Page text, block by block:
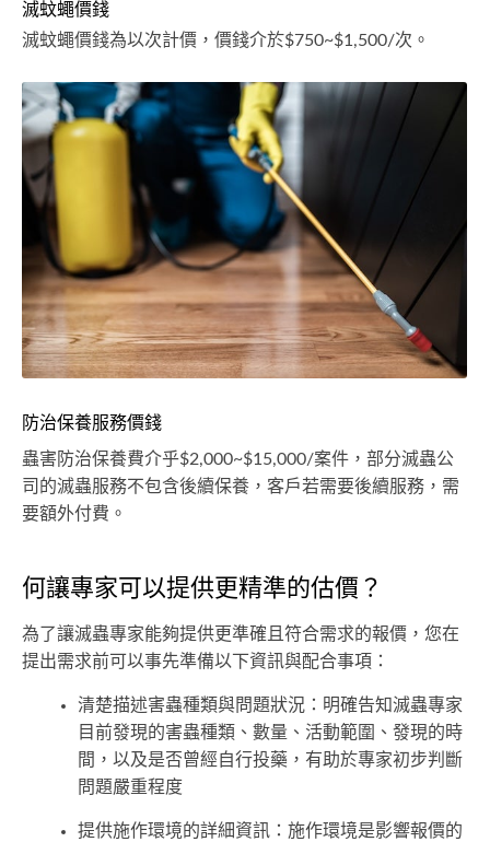
滅蚊蠅價錢
滅蚊蠅價錢為以次計價，價錢介於$750~$1,500/次。
防治保養服務價錢
蟲害防治保養費介乎$2,000~$15,000/案件，部分滅蟲公
司的滅蟲服務不包含後續保養，客戶若需要後續服務，需
要額外付費。
何讓專家可以提供更精準的估價？
為了讓滅蟲專家能夠提供更準確且符合需求的報價，您在
提出需求前可以事先準備以下資訊與配合事項：
清楚描述害蟲種類與問題狀況：明確告知滅蟲專家
目前發現的害蟲種類、數量、活動範圍、發現的時
間，以及是否曾經自行投藥，有助於專家初步判斷
問題嚴重程度
提供施作環境的詳細資訊：施作環境是影響報價的